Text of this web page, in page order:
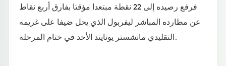
فرفع رصيده إلى 22 نقطة مبتعدا مؤقتا بفارق أربع نقاط
عن مطارده المباشر ليفربول الذي يحل ضيفا على غريمه
التقليدي مانشستر يونايتد الأحد في ختام المرحلة.